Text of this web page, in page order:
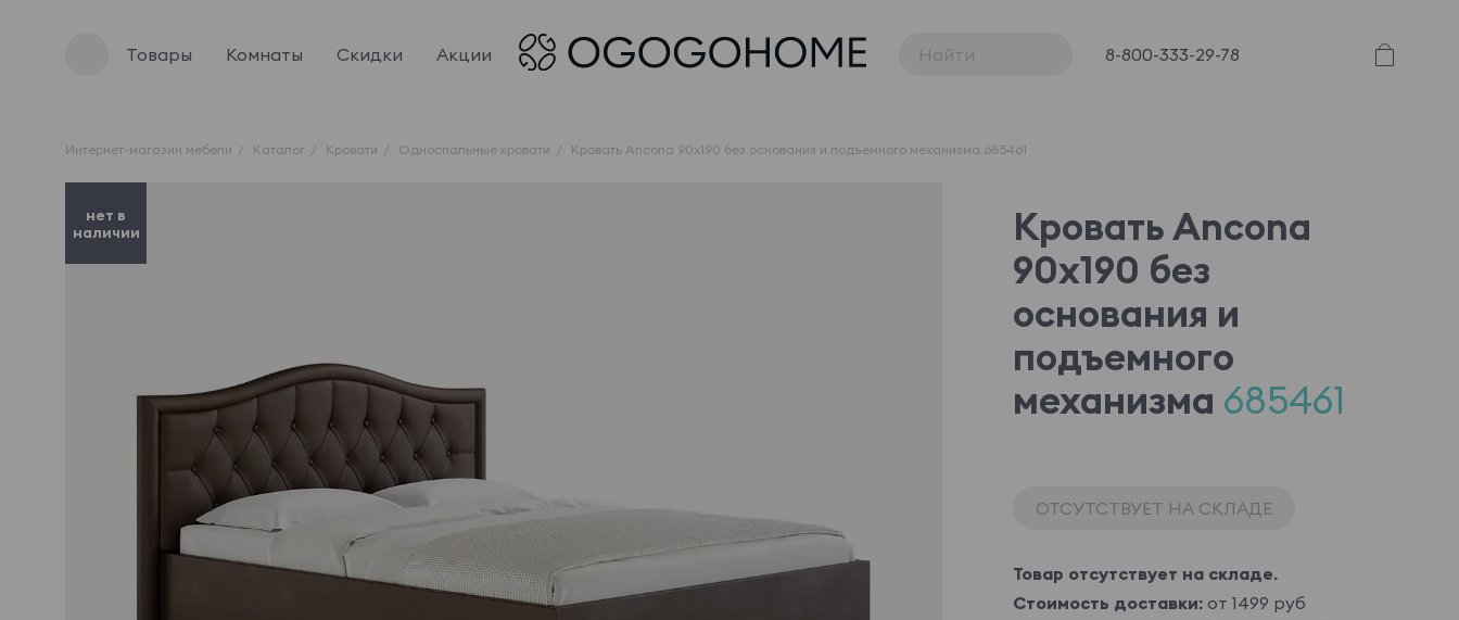
Товары Комнаты Скидки Акции 8-800-333-29-78
Интернет-магазин мебели Каталог Кровати Односпальные кровати Кровать Ancona 90x190 без основания и подъемного механизма 685461
нет в
наличии
Кровать Ancona
90x190 без
основания и
подъемного
механизма 685461
ОТСУТСТВУЕТ НА СКЛАДЕ
Товар отсутствует на складе.
Стоимость доставки:от 1499 руб